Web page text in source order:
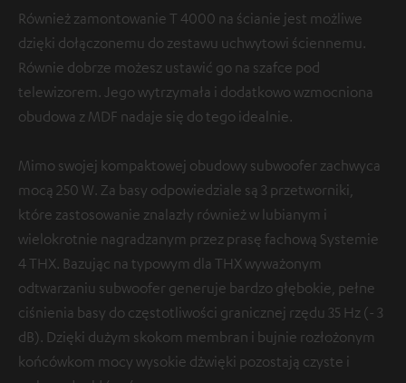
Również zamontowanie T 4000 na ścianie jest możliwe
dzięki dołączonemu do zestawu uchwytowi ściennemu.
Równie dobrze możesz ustawić go na szafce pod
telewizorem. Jego wytrzymała i dodatkowo wzmocniona
obudowa z MDF nadaje się do tego idealnie.
Mimo swojej kompaktowej obudowy subwoofer zachwyca
mocą 250 W. Za basy odpowiedziale są 3 przetworniki,
które zastosowanie znalazły również w lubianym i
wielokrotnie nagradzanym przez prasę fachową Systemie
4 THX. Bazując na typowym dla THX wyważonym
odtwarzaniu subwoofer generuje bardzo głębokie, pełne
ciśnienia basy do częstotliwości granicznej rzędu 35 Hz (- 3
dB). Dzięki dużym skokom membran i bujnie rozłożonym
końcówkom mocy wysokie dżwięki pozostają czyste i